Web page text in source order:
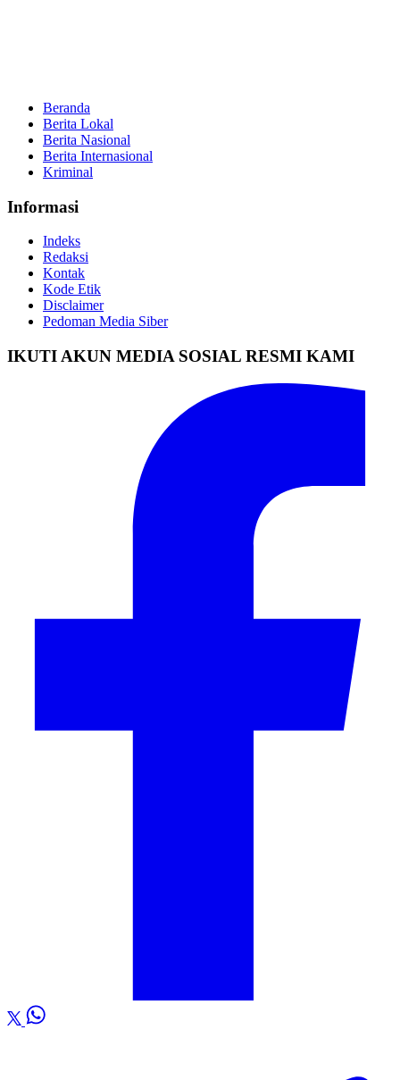
Beranda
Berita Lokal
Berita Nasional
Berita Internasional
Kriminal
Informasi
Indeks
Redaksi
Kontak
Kode Etik
Disclaimer
Pedoman Media Siber
IKUTI AKUN MEDIA SOSIAL RESMI KAMI